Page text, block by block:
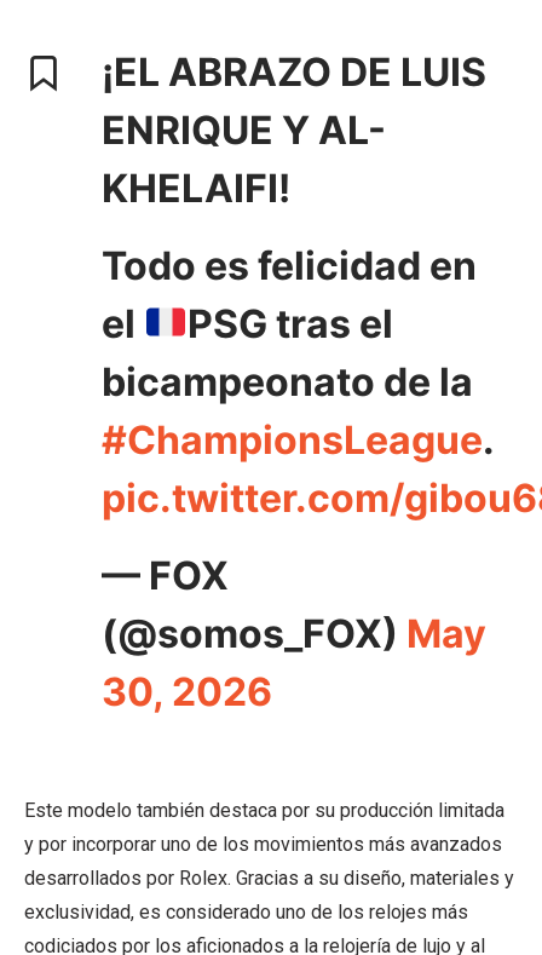
¡EL ABRAZO DE LUIS
ENRIQUE Y AL-
KHELAIFI!
Todo es felicidad en
el
PSG tras el
bicampeonato de la
#ChampionsLeague.
pic.twitter.com/
— FOX
(@somos_FOX) May
30, 2026
Este modelo también destaca por su producción limitada
y por incorporar uno de los movimientos más avanzados
desarrollados por Rolex. Gracias a su diseño, materiales y
exclusividad, es considerado uno de los relojes más
codiciados por los aficionados a la relojería de lujo y al